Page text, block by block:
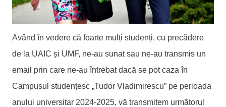
Având în vedere că foarte mulți studenți, cu precădere
de la UAIC și UMF, ne-au sunat sau ne-au transmis un
email prin care ne-au întrebat dacă se pot caza în
Campusul studențesc „Tudor Vladimirescu” pe perioada
anului universitar 2024-2025, vă transmitem următorul